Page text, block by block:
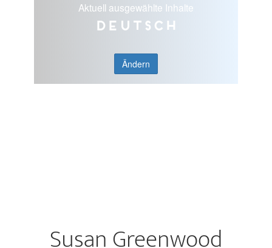
Aktuell ausgewählte Inhalte
Deutsch
Ändern
Susan Greenwood